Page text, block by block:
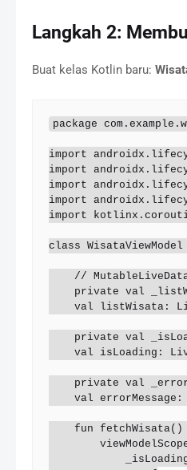
Langkah 2:
Buat kelas Kotlin baru:
package
import
import
import
import
import
class